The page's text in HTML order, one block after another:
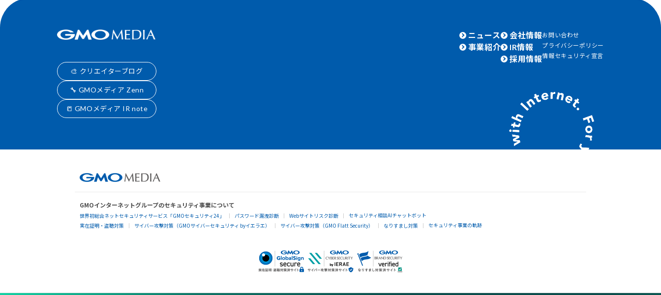
🎨 クリエイターブログ
🔧 GMOメディア Zenn
📒 GMOメディア IR note
ニュース
事業紹介
会社情報
IR情報
採用情報
お問い合わせ
プライバシーポリシー
情報セキュリティ宣言
GMOインターネットグループのセキュリティ事業について
世界初総合ネットセキュリティサービス「GMOセキュリティ24」 パスワード漏洩診断 Webサイトリスク診断
セキュリティ相談AIチャットボット
実在証明・盗聴対策
サイバー攻撃対策（GMOサイバーセキュリティ byイエラエ） サイバー攻撃対策（GMO Flatt Security） なりすまし対策 セキュリティ事業の軌跡